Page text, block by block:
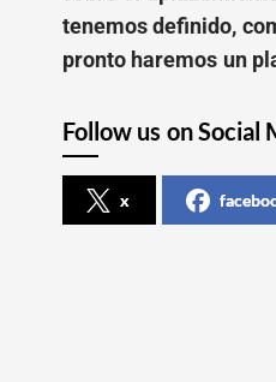
tenemos definido,
pronto haremos un
Follow us on Social
x